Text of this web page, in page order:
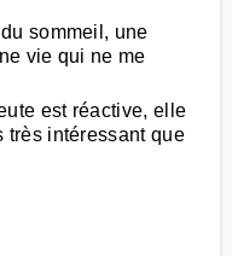
sommeil, une
vie qui ne me
est réactive, elle
très intéressant que